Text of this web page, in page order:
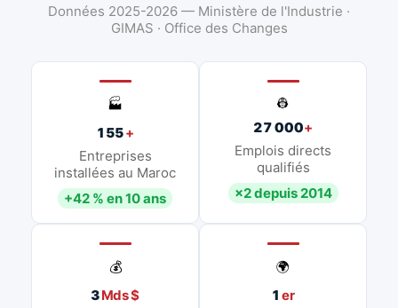
Données 2025-2026 — Ministère de l'Industrie ·
GIMAS · Office des Changes
🏭
155+
Entreprises
installées au Maroc
+42 % en 10 ans
👷
27 000+
Emplois directs
qualifiés
×2 depuis 2014
💰
3Mds $
🌍
1 er